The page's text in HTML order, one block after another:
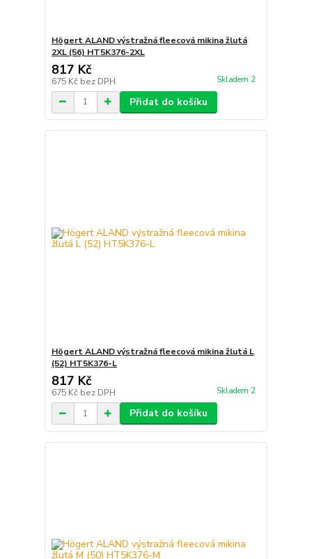
Högert ALAND výstražná fleecová mikina žlutá
2XL (56) HT5K376-2XL
817 Kč
675 Kč bez DPH Skladem 2
Přidat do košíku
Högert ALAND výstražná fleecová mikina žlutá L
(52) HT5K376-L
817 Kč
675 Kč bez DPH Skladem 2
Přidat do košíku